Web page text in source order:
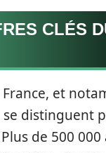
CLÉS
France, et
se distinguent
de 500 000